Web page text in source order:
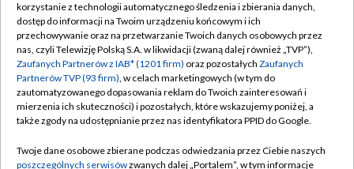
TVP
Abonament TVP
Emisja w TVP
Centrum informacji TVP
Naziemna Telewizja Cyfrowa
Rada Programowa
Regulamin TVP
Polityka prywatności
Moje zgody
Pomoc
korzystanie z technologii automatycznego śledzenia i zbierania danych,
dostęp do informacji na Twoim urządzeniu końcowym i ich
przechowywanie oraz na przetwarzanie Twoich danych osobowych przez
nas, czyli Telewizję Polską S.A. w likwidacji (zwaną dalej również „TVP”),
Zaufanych Partnerów z IAB* (1201 firm) oraz pozostałych Zaufanych
Partnerów TVP (93 firm), w celach marketingowych (w tym do
zautomatyzowanego dopasowania reklam do Twoich zainteresowań i
mierzenia ich skuteczności) i pozostałych, które wskazujemy poniżej, a
także zgody na udostępnianie przez nas identyfikatora PPID do Google.
Twoje dane osobowe zbierane podczas odwiedzania przez Ciebie naszych
poszczególnych serwisówzwanych dalej „Portalem”, w tym informacje